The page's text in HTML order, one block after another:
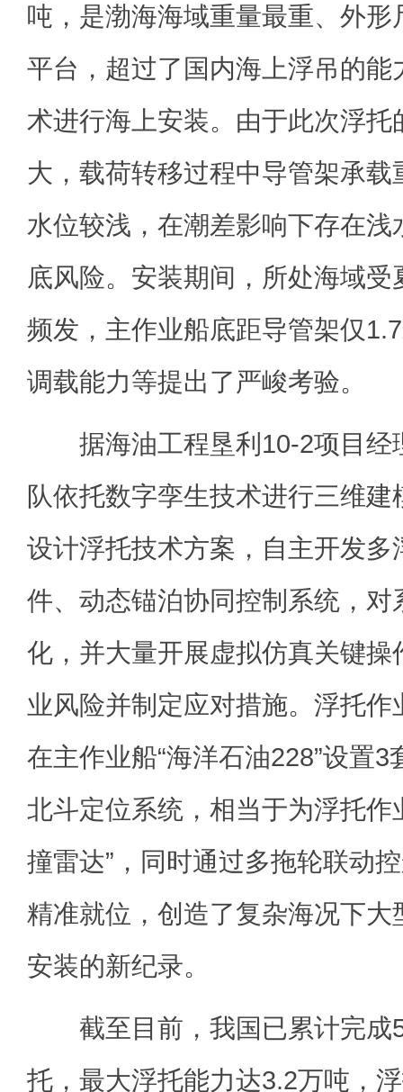
吨，是渤海海域重量最重、外
平台，超过了国内海上浮吊的能
术进行海上安装。由于此次浮托
大，载荷转移过程中导管架承
水位较浅，在潮差影响下存在
底风险。安装期间，所处海域
频发，主作业船底距导管架仅
调载能力等提出了严峻考验。
据海油工程垦利10-2项目经
队依托数字孪生技术进行三维
设计浮托技术方案，自主开发多
件、动态锚泊协同控制系统，对
化，并大量开展虚拟仿真关键操
业风险并制定应对措施。浮托
在主作业船“海洋石油228”设置
北斗定位系统，相当于为浮托作
撞雷达”，同时通过多拖轮联动
精准就位，创造了复杂海况下大
安装的新纪录。
截至目前，我国已累计完成
托，最大浮托能力达3.2万吨，